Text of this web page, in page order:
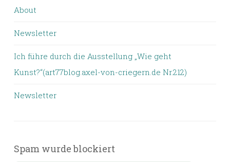
About
Newsletter
Ich führe durch die Ausstellung „Wie geht
Kunst?“(art77blog.axel-von-criegern.de Nr.212)
Newsletter
Spam wurde blockiert